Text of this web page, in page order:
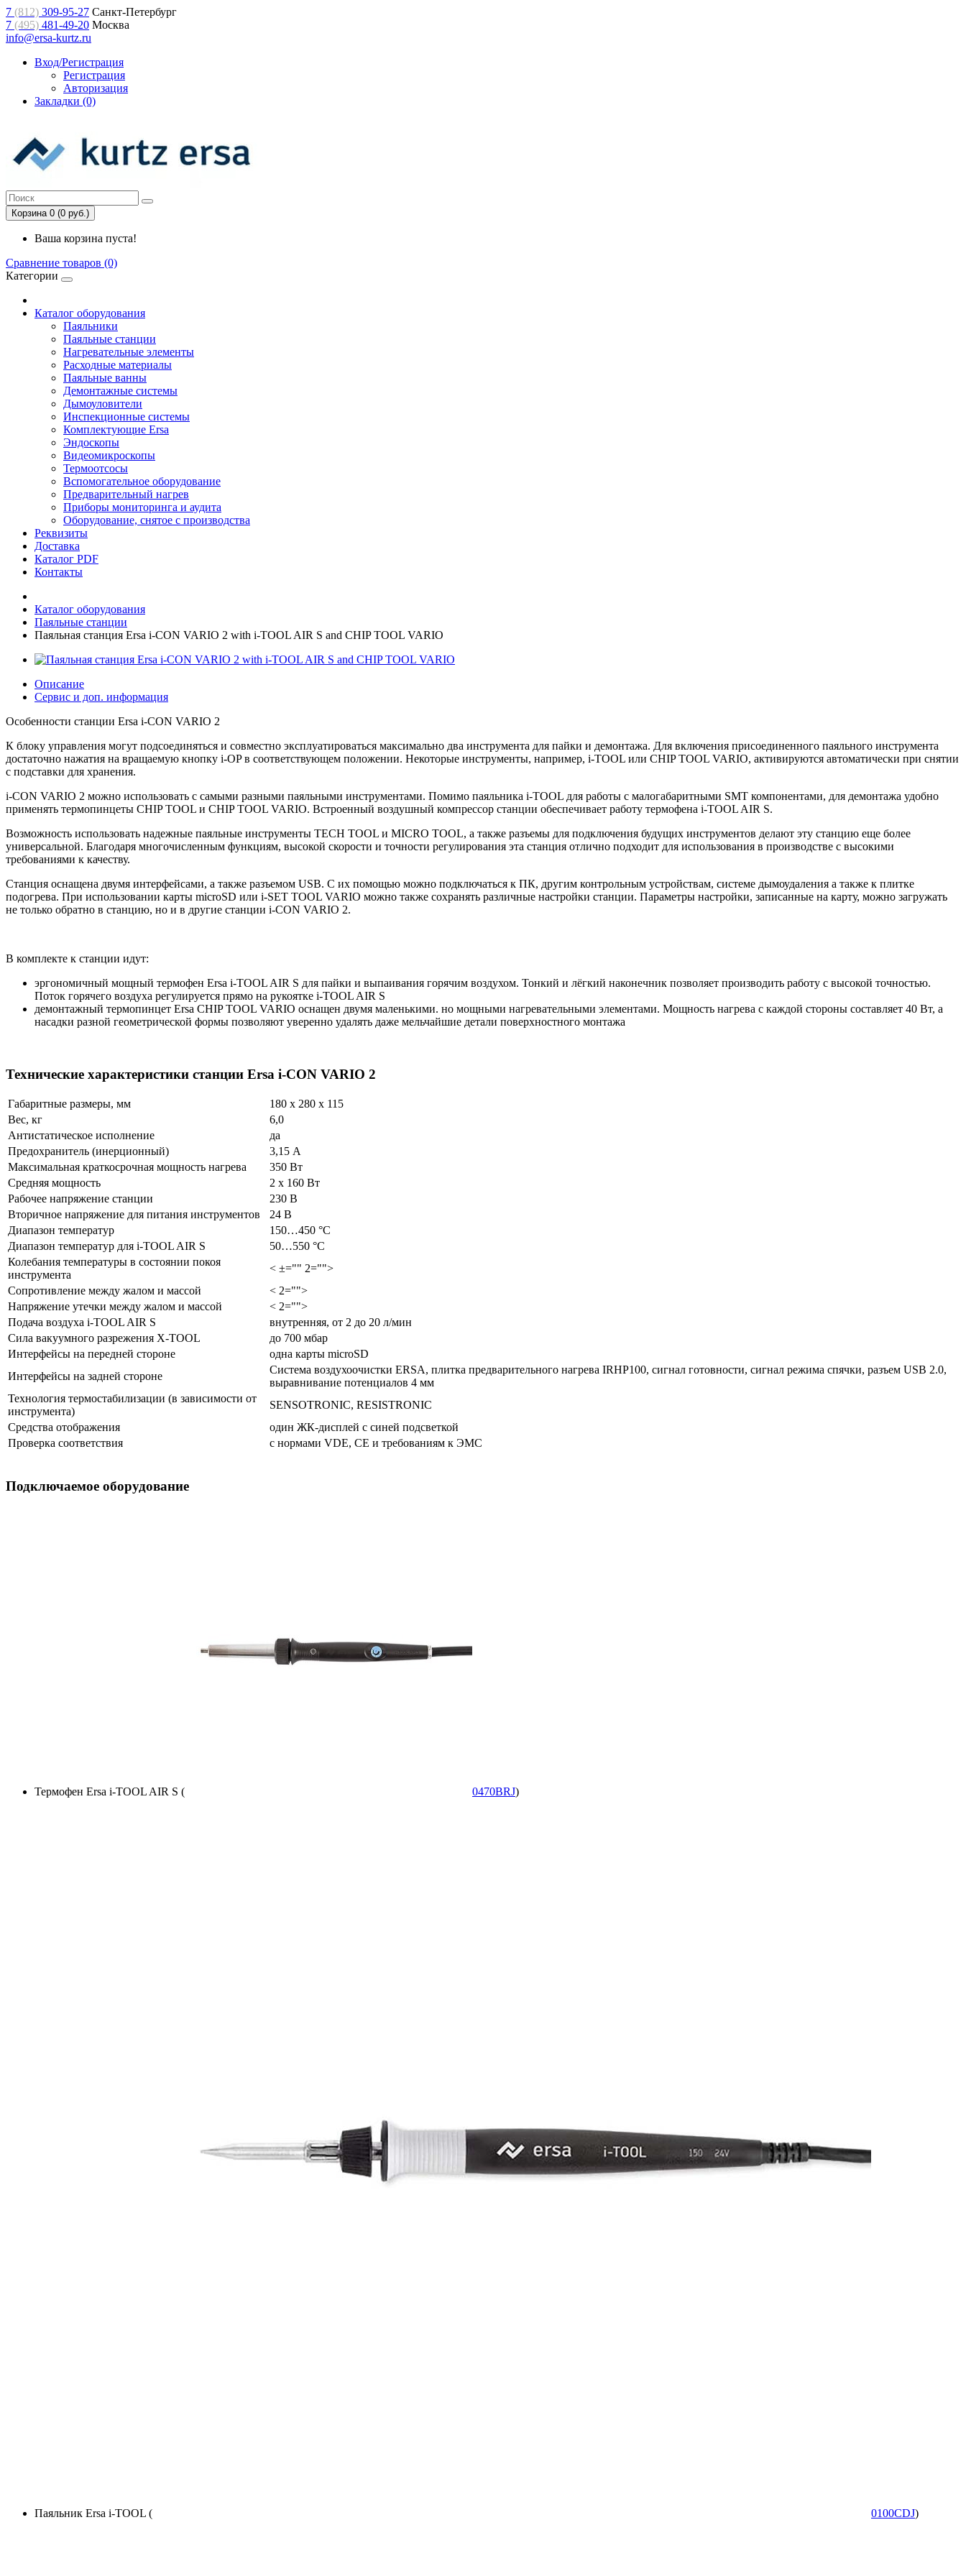
7 (812) 309-95-27 Санкт-Петербург
7 (495) 481-49-20 Москва
info@ersa-kurtz.ru
Вход/Регистрация
Регистрация
Авторизация
Закладки (0)
Корзина 0 (0 руб.)
Ваша корзина пуста!
Сравнение товаров (0)
Категории
Каталог оборудования
Паяльники
Паяльные станции
Нагревательные элементы
Расходные материалы
Паяльные ванны
Демонтажные системы
Дымоуловители
Инспекционные системы
Комплектующие Ersa
Эндоскопы
Видеомикроскопы
Термоотсосы
Вспомогательное оборудование
Предварительный нагрев
Приборы мониторинга и аудита
Оборудование, снятое с производства
Реквизиты
Доставка
Каталог PDF
Контакты
Каталог оборудования
Паяльные станции
Паяльная станция Ersa i-CON VARIO 2 with i-TOOL AIR S and CHIP TOOL VARIO
Описание
Сервис и доп. информация
Особенности станции Ersa i-CON VARIO 2
К блоку управления могут подсоединяться и совместно эксплуатироваться максимально два инструмента для пайки и демонтажа. Для включения присоединенного паяльного инструмента
достаточно нажатия на вращаемую кнопку i-OP в соответствующем положении. Некоторые инструменты, например, i-TOOL или CHIP TOOL VARIO, активируются автоматически при снятии
с подставки для хранения.
i-CON VARIO 2 можно использовать с самыми разными паяльными инструментами. Помимо паяльника i-TOOL для работы с малогабаритными SMT компонентами, для демонтажа удобно
применять термопинцеты CHIP TOOL и CHIP TOOL VARIO. Встроенный воздушный компрессор станции обеспечивает работу термофена i-TOOL AIR S.
Возможность использовать надежные паяльные инструменты TECH TOOL и MICRO TOOL, а также разъемы для подключения будущих инструментов делают эту станцию еще более
универсальной. Благодаря многочисленным функциям, высокой скорости и точности регулирования эта станция отлично подходит для использования в производстве с высокими
требованиями к качеству.
Станция оснащена двумя интерфейсами, а также разъемом USB. С их помощью можно подключаться к ПК, другим контрольным устройствам, системе дымоудаления а также к плитке
подогрева. При использовании карты microSD или i-SET TOOL VARIO можно также сохранять различные настройки станции. Параметры настройки, записанные на карту, можно загружать
не только обратно в станцию, но и в другие станции i-CON VARIO 2.
В комплекте к станции идут:
эргономичный мощный термофен Ersa i-TOOL AIR S для пайки и выпаивания горячим воздухом. Тонкий и лёгкий наконечник позволяет производить работу с высокой точностью.
Поток горячего воздуха регулируется прямо на рукоятке i-TOOL AIR S
демонтажный термопинцет Ersa CHIP TOOL VARIO оснащен двумя маленькими. но мощными нагревательными элементами. Мощность нагрева с каждой стороны составляет 40 Вт, а
насадки разной геометрической формы позволяют уверенно удалять даже мельчайшие детали поверхностного монтажа
Технические характеристики станции Ersa i-CON VARIO 2
Габаритные размеры, мм
180 x 280 x 115
Вес, кг
6,0
Антистатическое исполнение
да
Предохранитель (инерционный)
3,15 А
Максимальная краткосрочная мощность нагрева
350 Вт
Средняя мощность
2 х 160 Вт
Рабочее напряжение станции
230 В
Вторичное напряжение для питания инструментов
24 В
Диапазон температур
150…450 °C
Диапазон температур для i-TOOL AIR S
50…550 °C
Колебания температуры в состоянии покоя
инструмента
< ±="" 2="">
Сопротивление между жалом и массой
< 2="">
Напряжение утечки между жалом и массой
< 2="">
Подача воздуха i-TOOL AIR S
внутренняя, от 2 до 20 л/мин
Сила вакуумного разрежения X-TOOL
до 700 мбар
Интерфейсы на передней стороне
одна карты microSD
Интерфейсы на задней стороне
Система воздухоочистки ERSA, плитка предварительного нагрева IRHP100, сигнал готовности, сигнал режима спячки, разъем USB 2.0,
выравнивание потенциалов 4 мм
Технология термостабилизации (в зависимости от
инструмента)
SENSOTRONIC, RESISTRONIC
Средства отображения
один ЖК-дисплей с синей подсветкой
Проверка соответствия
с нормами VDE, CE и требованиям к ЭМС
Подключаемое оборудование
Термофен Ersa i-TOOL AIR S ( 0470BRJ)
Паяльник Ersa i-TOOL ( 0100CDJ)